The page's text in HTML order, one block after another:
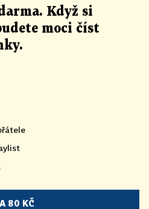
Když si
moci číst
.
80 KČ